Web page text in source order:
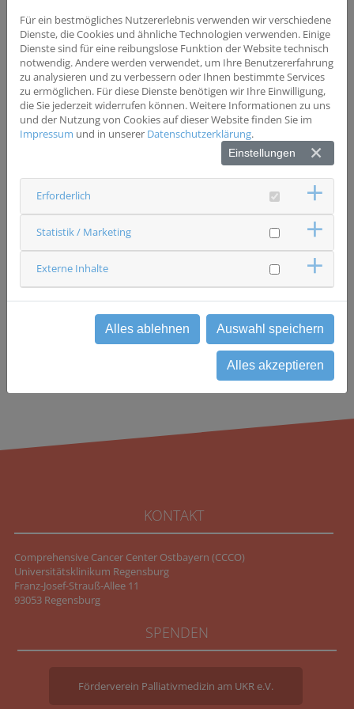
Alle Patienten zur Behandlung eines lokal begrenzten
Prostatakarzinoms
Status
rekrutierend
Urologie
Interdisziplinäres Studienzentrum
0961 30313307
studienzentrum(at)kno.ag
zurück
KONTAKT
Comprehensive Cancer Center Ostbayern (CCCO)
Universitätsklinikum Regensburg
Franz-Josef-Strauß-Allee 11
93053 Regensburg
SPENDEN
Förderverein Palliativmedizin am UKR e.V.
Für ein bestmögliches Nutzererlebnis verwenden wir verschiedene
Dienste, die Cookies und ähnliche Technologien verwenden. Einige
Dienste sind für eine reibungslose Funktion der Website technisch
notwendig. Andere werden verwendet, um Ihre Benutzererfahrung
zu analysieren und zu verbessern oder Ihnen bestimmte Services
zu ermöglichen. Für diese Dienste benötigen wir Ihre Einwilligung,
die Sie jederzeit widerrufen können. Weitere Informationen zu uns
und der Nutzung von Cookies auf dieser Website finden Sie im
Impressum und in unserer Datenschutzerklärung.
Einstellungen
Erforderlich
Statistik / Marketing
Externe Inhalte
Alles ablehnen Auswahl speichern
Alles akzeptieren